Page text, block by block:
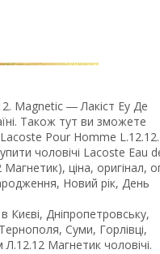
Magnetic ― Лакіст Еу Де
Також тут ви зможете
Pour Homme L.12.12.
чоловічі Lacoste Eau
ціна, оригінал,
Новий рік, День
Дніпропетровську,
Суми, Горлівці,
Л.12.12 Магнетик чоловічі.